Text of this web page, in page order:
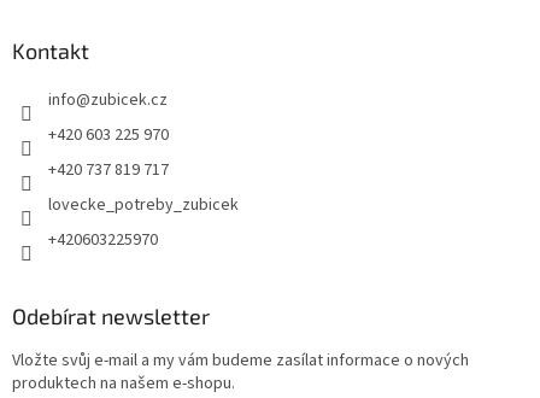
Kontakt
info@zubicek.cz
+420 603 225 970
+420 737 819 717
lovecke_potreby_zubicek
+420603225970
Odebírat newsletter
Vložte svůj e-mail a my vám budeme zasílat informace o nových
produktech na našem e-shopu.